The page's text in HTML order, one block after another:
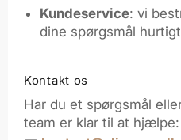
Kundeservice: vi
dine spørgsmål
Kontakt os
Har du et spørgsmål
team er klar til at hjælpe: